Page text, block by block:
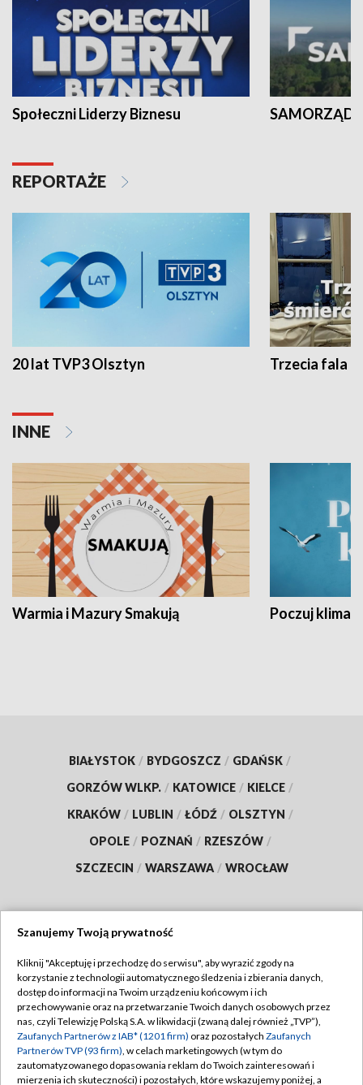
Społeczni Liderzy Biznesu SAMORZĄD
REPORTAŻE
20 lat TVP3 Olsztyn Trzecia fala -
INNE
Warmia i Mazury Smakują Poczuj klimat
BIAŁYSTOK / BYDGOSZCZ / GDAŃSK /
GORZÓW WLKP. / KATOWICE / KIELCE /
KRAKÓW / LUBLIN / ŁÓDŹ / OLSZTYN /
OPOLE / POZNAŃ / RZESZÓW /
SZCZECIN / WARSZAWA / WROCŁAW
TVP
Abonament TVP
Emisja w TVP
Centrum informacji TVP
Regulamin TVP
Polityka prywatności
Moje zgody
Szanujemy Twoją prywatność
Kliknij "Akceptuję i przechodzę do serwisu", aby wyrazić zgody na
korzystanie z technologii automatycznego śledzenia i zbierania danych,
dostęp do informacji na Twoim urządzeniu końcowym i ich
przechowywanie oraz na przetwarzanie Twoich danych osobowych przez
nas, czyli Telewizję Polską S.A. w likwidacji (zwaną dalej również „TVP”),
Zaufanych Partnerów z IAB* (1201 firm) oraz pozostałych Zaufanych
Partnerów TVP (93 firm), w celach marketingowych (w tym do
zautomatyzowanego dopasowania reklam do Twoich zainteresowań i
mierzenia ich skuteczności) i pozostałych, które wskazujemy poniżej, a